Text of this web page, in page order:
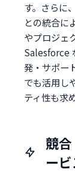
す。さらに
との統合に
やプロジェ
Salesforce
発・サポー
でも活用し
ティ性も求
競
ー